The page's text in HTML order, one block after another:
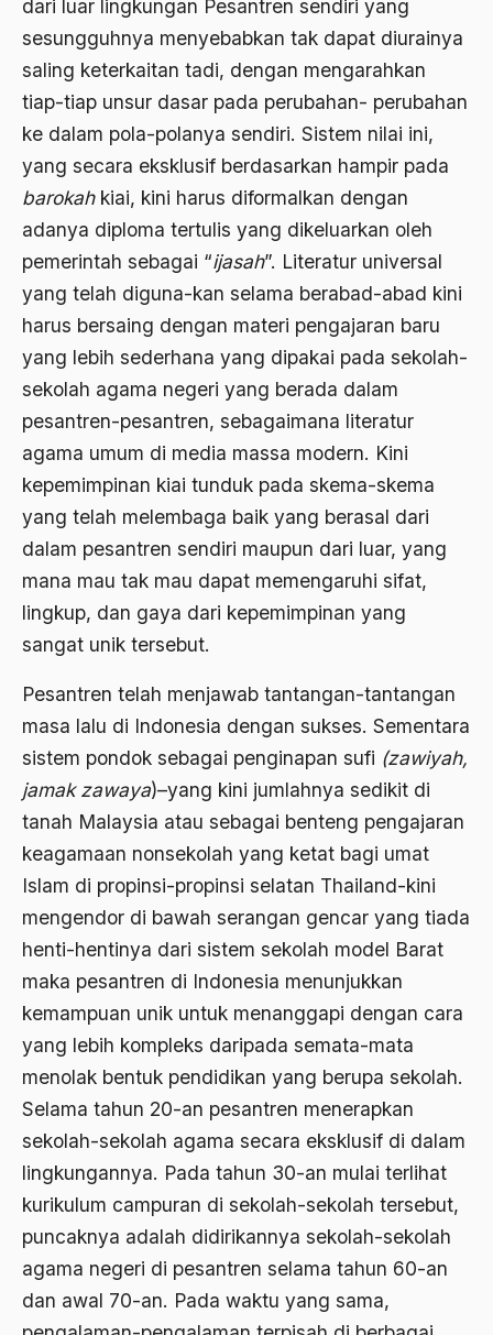
dari luar lingkungan Pesantren sendiri yang
sesungguhnya menyebabkan tak dapat diurainya
saling keterkaitan tadi, dengan mengarahkan
tiap-tiap unsur dasar pada perubahan- perubahan
ke dalam pola-polanya sendiri. Sistem nilai ini,
yang secara eksklusif berdasarkan hampir pada
barokahkiai, kini harus diformalkan dengan
adanya diploma tertulis yang dikeluarkan oleh
pemerintah sebagai “ijasah”. Literatur universal
yang telah diguna-kan selama berabad-abad kini
harus bersaing dengan materi pengajaran baru
yang lebih sederhana yang dipakai pada sekolah-
sekolah agama negeri yang berada dalam
pesantren-pesantren, sebagaimana literatur
agama umum di media massa modern. Kini
kepemimpinan kiai tunduk pada skema-skema
yang telah melembaga baik yang berasal dari
dalam pesantren sendiri maupun dari luar, yang
mana mau tak mau dapat memengaruhi sifat,
lingkup, dan gaya dari kepemimpinan yang
sangat unik tersebut.
Pesantren telah menjawab tantangan-tantangan
masa lalu di Indonesia dengan sukses. Sementara
sistem pondok sebagai penginapan sufi (zawiyah,
jamak zawaya)–yang kini jumlahnya sedikit di
tanah Malaysia atau sebagai benteng pengajaran
keagamaan nonsekolah yang ketat bagi umat
Islam di propinsi-propinsi selatan Thailand-kini
mengendor di bawah serangan gencar yang tiada
henti-hentinya dari sistem sekolah model Barat
maka pesantren di Indonesia menunjukkan
kemampuan unik untuk menanggapi dengan cara
yang lebih kompleks daripada semata-mata
menolak bentuk pendidikan yang berupa sekolah.
Selama tahun 20-an pesantren menerapkan
sekolah-sekolah agama secara eksklusif di dalam
lingkungannya. Pada tahun 30-an mulai terlihat
kurikulum campuran di sekolah-sekolah tersebut,
puncaknya adalah didirikannya sekolah-sekolah
agama negeri di pesantren selama tahun 60-an
dan awal 70-an. Pada waktu yang sama,
Ben Anderson
Benazir Bhutto
bencana alam
benny moerdani
Benturan Antar Budaya
Beragama Secara Inklusif
Berdzikir
Berita
bersabar
Betawi
BHairawa
Bhairawan
Bharatiya Janatha Party
Bhineka Tunggal Ika
Bhinneka Tunggal Ika
biaya
Bidan NU
Bidang Budaya dan Sastra
Bidang Kebudayaan
Bidang Niaga
Bidang Produksi
Bidang Sejarah
Bill Clinton
Bio-mass
Biografi
Biografi Kiai Bisri Syansuri
birokrasi
Birokrasi Agama
Birokrasi Politik